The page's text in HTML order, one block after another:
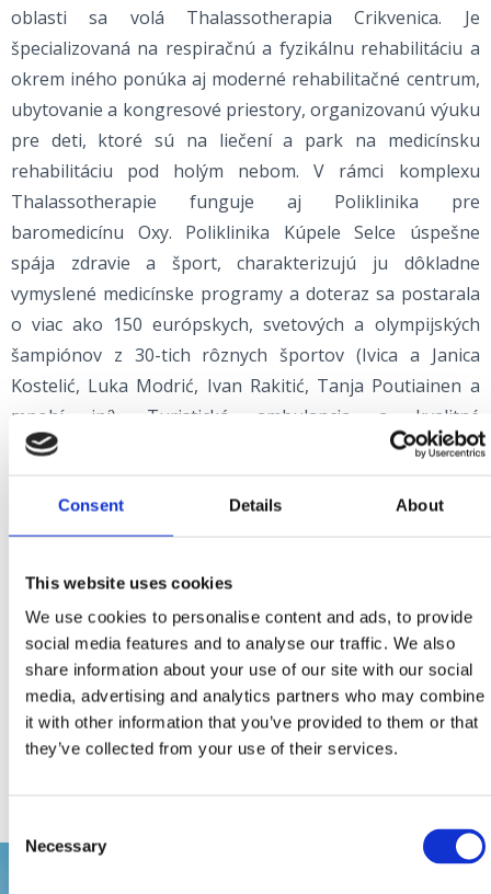
Consent Details About
This website uses cookies
We use cookies to personalise content and ads, to provide
social media features and to analyse our traffic. We also
share information about your use of our site with our social
media, advertising and analytics partners who may combine
it with other information that you’ve provided to them or that
they’ve collected from your use of their services.
Selection
Necessary
oblasti sa volá Thalassotherapia Crikvenica. Je
špecializovaná na respiračnú a fyzikálnu rehabilitáciu a
okrem iného ponúka aj moderné rehabilitačné centrum,
ubytovanie a kongresové priestory, organizovanú výuku
pre deti, ktoré sú na liečení a park na medicínsku
rehabilitáciu pod holým nebom. V rámci komplexu
Thalassotherapie funguje aj Poliklinika pre
baromedicínu Oxy. Poliklinika Kúpele Selce úspešne
spája zdravie a šport, charakterizujú ju dôkladne
vymyslené medicínske programy a doteraz sa postarala
o viac ako 150 európskych, svetových a olympijských
šampiónov z 30-tich rôznych športov (Ivica a Janica
Kostelić, Luka Modrić, Ivan Rakitić, Tanja Poutiainen a
mnohí iní). Turistická ambulancia a kvalitné
špecializované služby v príjemnom a uvoľnenom
"Katunar" v Crikvenici.
Nachádzajú sa tu aj rôzne stomatologické a
v súlade s najnovšími trendami.
Zdravý spôsob života je súčasťou mnohých udalostí ako
sú cyklistické, plavecké alebo bežecké maratóny, regaty
plachetníc alebo gastro manifestácia Týždeň modrej